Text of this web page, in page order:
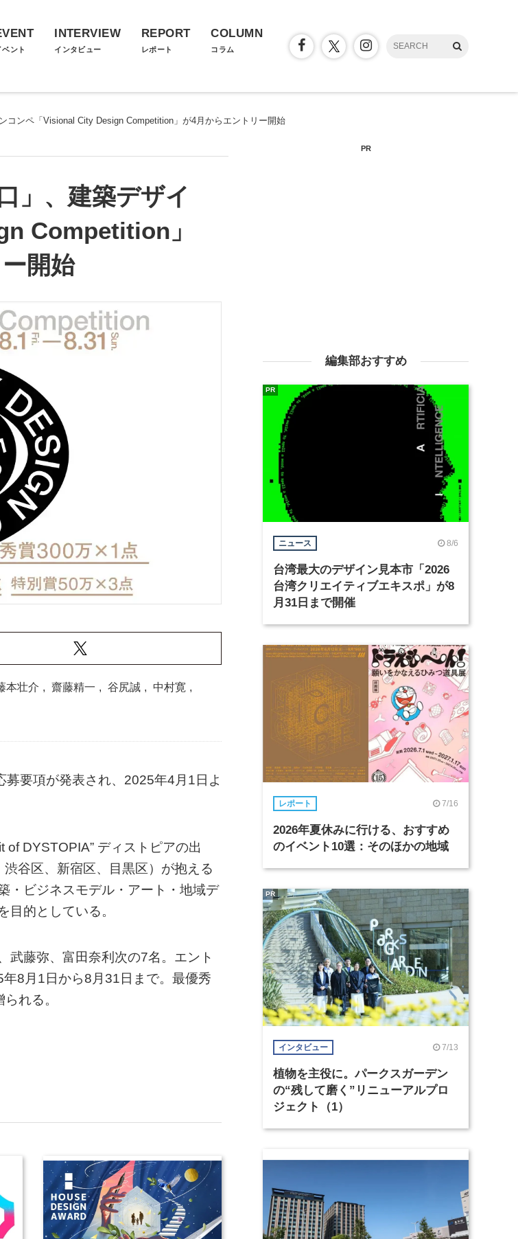
ベント
INTERVIEW
インタビュー
REPORT
レポート
COLUMN
コラム
コンペ「Visional City Design Competition」が4月からエントリー開始
」、建築デザイ
Competition」
開始
本壮介 , 齋藤精一 , 谷尻誠 , 中村寛 ,
要項が発表され、2025年4月1日よ
DYSTOPIA” ディストピアの出
谷区、新宿区、目黒区）が抱える
・ビジネスモデル・アート・地域デ
的としている。
武藤弥、富田奈利次の7名。エント
8月1日から8月31日まで。最優秀
られる。
PR
編集部おすすめ
ニュース 8/6
台湾最大のデザイン見本市「2026
台湾クリエイティブエキスポ」が8
月31日まで開催
PR
レポート 7/16
2026年夏休みに行ける、おすすめ
のイベント10選：そのほかの地域
インタビュー 7/13
植物を主役に。パークスガーデン
の“残して磨く”リニューアルプロ
ジェクト（1）
PR